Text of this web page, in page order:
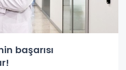
başarısı